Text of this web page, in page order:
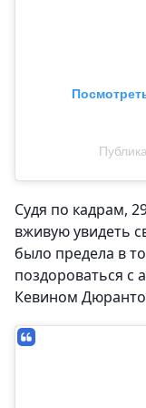
Судя по кадрам,
вживую увидеть
было предела в
поздороваться с
Кевином